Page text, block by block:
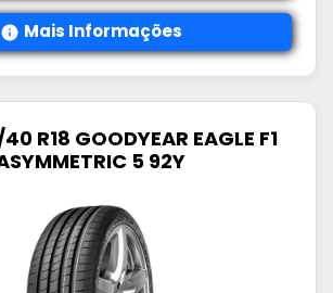
Mais Informações
R18 GOODYEAR EAGLE F1
5 92Y